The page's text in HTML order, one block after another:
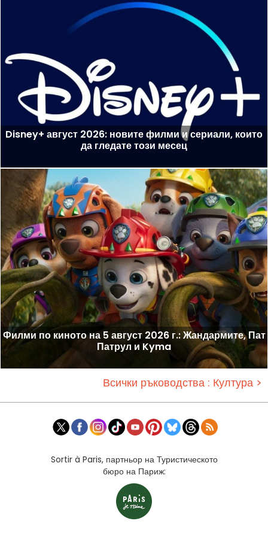
Disney+ август 2026: новите филми и сериали, които
да гледате този месец
Филми по киното на 5 август 2026 г.: Жандармите, Пат
Патрул и Kyma
Всички ръководства : Култура >
Sortir à Paris, партньор на Туристическото
бюро на Париж: